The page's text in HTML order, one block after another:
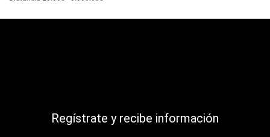
Regístrate y recibe información